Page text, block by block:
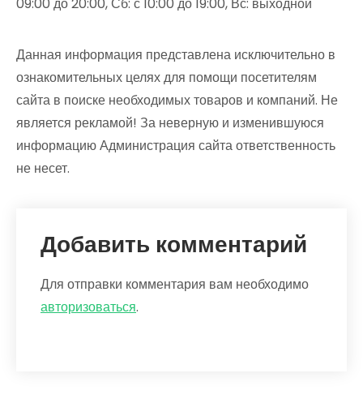
Данная информация представлена исключительно в
ознакомительных целях для помощи посетителям
сайта в поиске необходимых товаров и компаний. Не
является рекламой! За неверную и изменившуюся
информацию Администрация сайта ответственность
не несет.
Добавить комментарий
Для отправки комментария вам необходимо
авторизоваться.